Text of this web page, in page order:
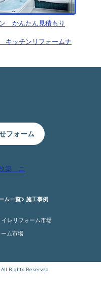
フォーム
ム一覧 施工事例
イレリフォーム市場
ム市場
Rights Reserved.